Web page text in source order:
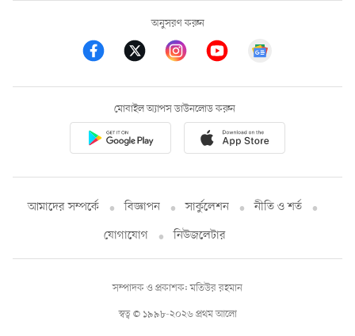
অনুসরণ করুন
মোবাইল অ্যাপস ডাউনলোড করুন
আমাদের সম্পর্কে বিজ্ঞাপন সার্কুলেশন
নীতি ও শর্ত
যোগাযোগ
নিউজলেটার
স্বত্ব © ১৯৯৮-২০২৬ প্রথম আলো
সম্পাদক ও প্রকাশক: মতিউর রহমান